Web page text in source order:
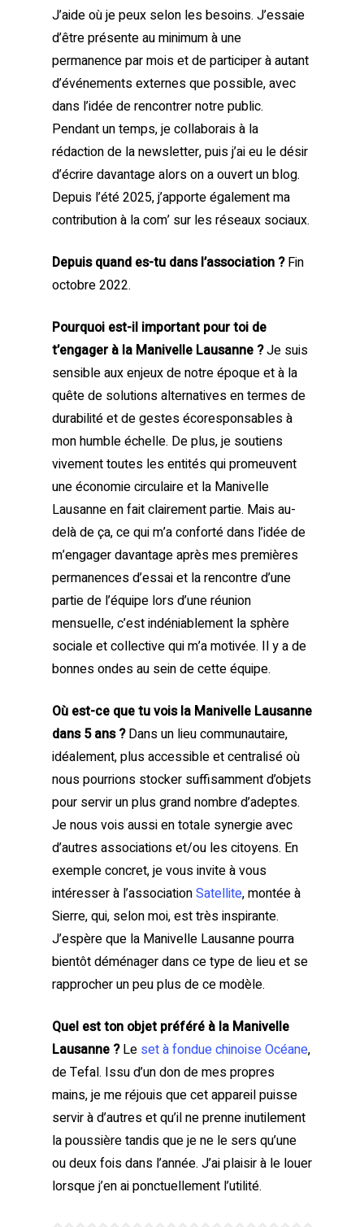
J’aide où je peux selon les besoins. J’essaie
d’être présente au minimum à une
permanence par mois et de participer à autant
d’événements externes que possible, avec
dans l’idée de rencontrer notre public.
Pendant un temps, je collaborais à la
rédaction de la newsletter, puis j’ai eu le désir
d’écrire davantage alors on a ouvert un blog.
Depuis l’été 2025, j’apporte également ma
contribution à la com’ sur les réseaux sociaux.
Depuis quand es-tu dans l’association ?Fin
octobre 2022.
Pourquoi est-il important pour toi de
t’engager à la Manivelle Lausanne ?Je suis
sensible aux enjeux de notre époque et à la
quête de solutions alternatives en termes de
durabilité et de gestes écoresponsables à
mon humble échelle. De plus, je soutiens
vivement toutes les entités qui promeuvent
une économie circulaire et la Manivelle
Lausanne en fait clairement partie. Mais au-
delà de ça, ce qui m’a conforté dans l’idée de
m’engager davantage après mes premières
permanences d’essai et la rencontre d’une
partie de l’équipe lors d’une réunion
mensuelle, c’est indéniablement la sphère
sociale et collective qui m’a motivée. Il y a de
bonnes ondes au sein de cette équipe.
Où est-ce que tu vois la Manivelle Lausanne
dans 5 ans ?Dans un lieu communautaire,
idéalement, plus accessible et centralisé où
nous pourrions stocker suffisamment d’objets
pour servir un plus grand nombre d’adeptes.
Je nous vois aussi en totale synergie avec
d’autres associations et/ou les citoyens. En
exemple concret, je vous invite à vous
intéresser à l’associationSatellite, montée à
Sierre, qui, selon moi, est très inspirante.
J’espère que la Manivelle Lausanne pourra
bientôt déménager dans ce type de lieu et se
rapprocher un peu plus de ce modèle.
Quel est ton objet préféré à la Manivelle
Lausanne ?Le set à fondue chinoise Océane,
de Tefal. Issu d’un don de mes propres
mains, je me réjouis que cet appareil puisse
servir à d’autres et qu’il ne prenne inutilement
la poussière tandis que je ne le sers qu’une
ou deux fois dans l’année. J’ai plaisir à le louer
lorsque j’en ai ponctuellement l’utilité.